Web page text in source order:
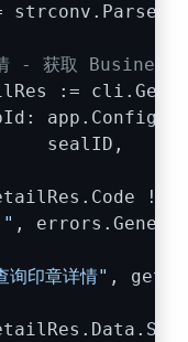
- 获取
:=
sealID,
!=
,
询印章详情" ,